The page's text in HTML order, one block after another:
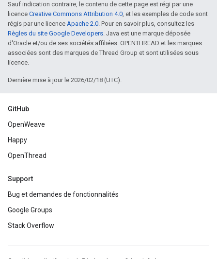
Sauf indication contraire, le contenu de cette page est régi par une
licence Creative Commons Attribution 4.0, et les exemples de code sont
régis par une licence Apache 2.0. Pour en savoir plus, consultez les
Règles du site Google Developers. Java est une marque déposée
d'Oracle et/ou de ses sociétés affiliées. OPENTHREAD et les marques
associées sont des marques de Thread Group et sont utilisées sous
licence.
Dernière mise à jour le 2026/02/18 (UTC).
GitHub
OpenWeave
Happy
OpenThread
Support
Bug et demandes de fonctionnalités
Google Groups
Stack Overflow